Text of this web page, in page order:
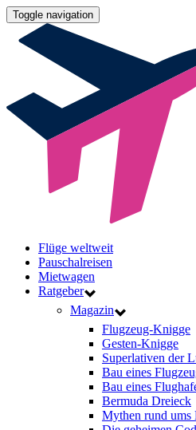
Toggle navigation
Flüge weltweit
Pauschalreisen
Mietwagen
Ratgeber
Magazin
Flugzeug-Knigge
Gesten-Knigge
Superlativen der
Bau eines
Bau eines
Bermuda Dreieck
Mythen rund ums